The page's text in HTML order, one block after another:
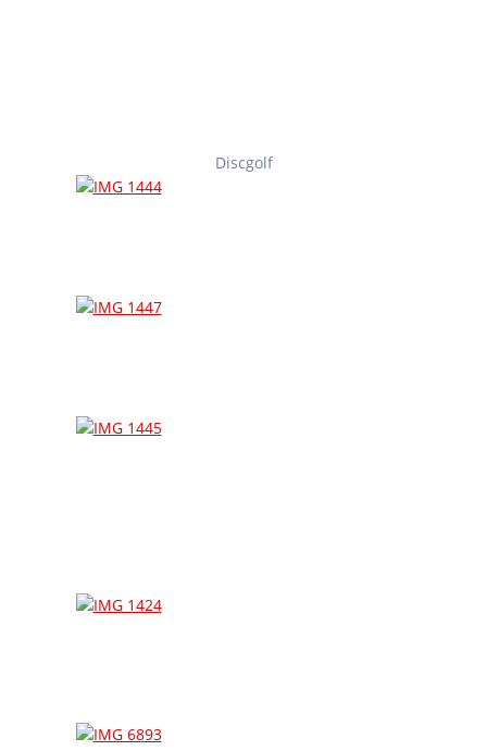
Discgolf